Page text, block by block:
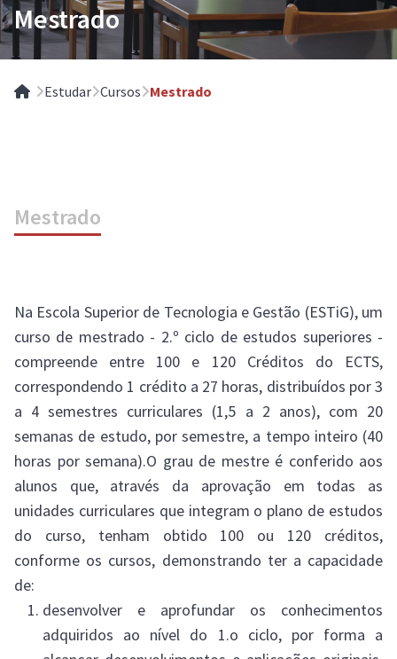
Mestrado
Home
Estudar Cursos Mestrado
Mestrado
Na Escola Superior de Tecnologia e Gestão (ESTiG), um
curso de mestrado - 2.º ciclo de estudos superiores -
compreende entre 100 e 120 Créditos do ECTS,
correspondendo 1 crédito a 27 horas, distribuídos por 3
a 4 semestres curriculares (1,5 a 2 anos), com 20
semanas de estudo, por semestre, a tempo inteiro (40
horas por semana).O grau de mestre é conferido aos
alunos que, através da aprovação em todas as
unidades curriculares que integram o plano de estudos
do curso, tenham obtido 100 ou 120 créditos,
conforme os cursos, demonstrando ter a capacidade
de:
desenvolver e aprofundar os conhecimentos
adquiridos ao nível do 1.o ciclo, por forma a